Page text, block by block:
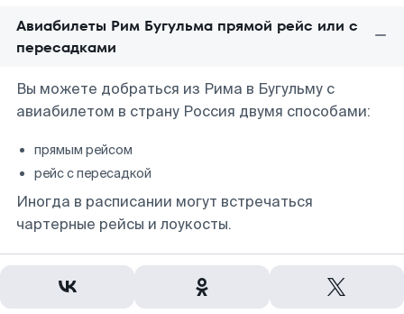
Авиабилеты Рим Бугульма прямой рейс или с
пересадками
Вы можете добраться из Рима в Бугульму с
авиабилетом в страну Россия двумя способами:
прямым рейсом
рейс с пересадкой
Иногда в расписании могут встречаться
чартерные рейсы и лоукосты.